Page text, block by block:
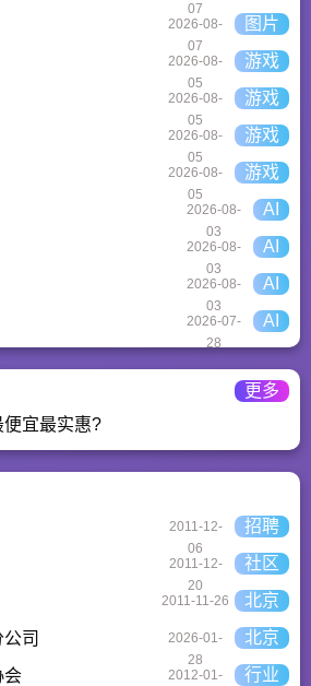
07
2026-08-
07
图片
2026-08-
05
游戏
2026-08-
05
游戏
2026-08-
05
游戏
2026-08-
05
游戏
2026-08-
03
AI
2026-08-
03
AI
2026-08-
03
AI
2026-07-
28
AI
更多
便宜最实惠?
2011-12-
06
招聘
2011-12-
20
社区
2011-11-26
北京
司
2026-01-
28
北京
会
2012-01-
行业